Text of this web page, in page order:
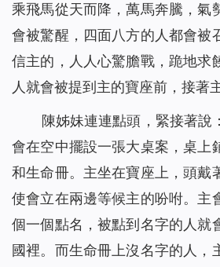
乘飛馬從天而降，萬馬奔騰，氣
會被驚醒，四面八方的人都會被
信主的，人人心驚膽戰，跪地求
人就會被提到主的寶座前，接著
陳姊妹連連點頭，緊接著說
會在空中擺設一張大桌案，桌上
和生命冊。主坐在寶座上，頭戴
使會立在兩邊等候主的吩咐。主
個一個點名，被點到名字的人就
國裡。而生命冊上沒名字的人，